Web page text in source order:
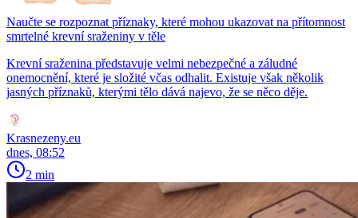
Naučte se rozpoznat příznaky, které mohou ukazovat na přítomnost
smrtelné krevní sraženiny v těle
Krevní sraženina představuje velmi nebezpečné a záludné
onemocnění, které je složité včas odhalit. Existuje však několik
jasných příznaků, kterými tělo dává najevo, že se něco děje.
Krasnezeny.eu
dnes, 08:52
2 min